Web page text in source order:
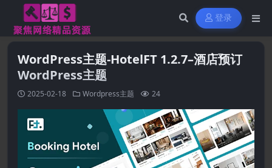
登录
WordPress主题-HotelFT 1.2.7–酒店预订
WordPress主题
2025-02-18 Wordpress主题 24